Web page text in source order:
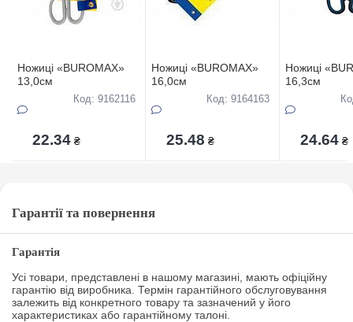
Ножиці «BUROMAX»
13,0см
Код: 9162116
22.34 ₴
Ножиці «BUROMAX»
16,0см
Код: 9164163
25.48 ₴
Ножиці
16,3см
24.64 ₴
Гарантії та повернення
Гарантія
Усі товари, представлені в нашому магазині, мають офіційну
гарантію від виробника. Термін гарантійного обслуговування
залежить від конкретного товару та зазначений у його
характеристиках або гарантійному талоні.